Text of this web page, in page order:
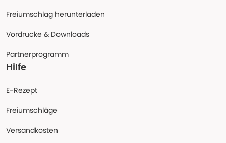
Freiumschlag herunterladen
Vordrucke & Downloads
Partnerprogramm
Hilfe
E-Rezept
Freiumschläge
Versandkosten